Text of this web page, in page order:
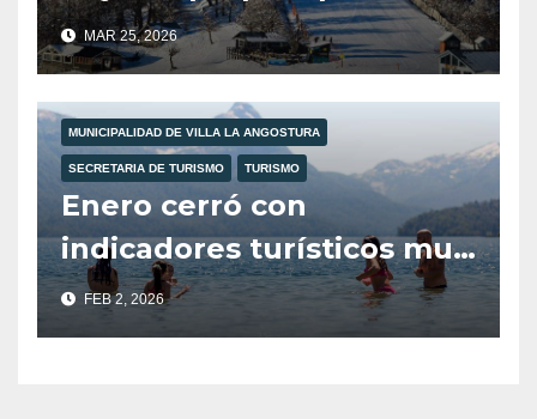
temporada de invierno.
MAR 25, 2026
MUNICIPALIDAD DE VILLA LA ANGOSTURA
SECRETARIA DE TURISMO TURISMO
Enero cerró con
indicadores turísticos muy
positivos en la provincia
del Neuquén.
FEB 2, 2026